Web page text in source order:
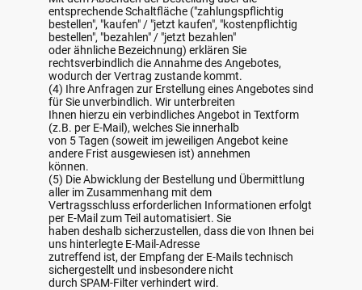
entsprechende Schaltfläche ("zahlungspflichtig
bestellen", "kaufen" / "jetzt kaufen", "kostenpflichtig
bestellen", "bezahlen" / "jetzt bezahlen"
oder ähnliche Bezeichnung) erklären Sie
rechtsverbindlich die Annahme des Angebotes,
wodurch der Vertrag zustande kommt.
(4) Ihre Anfragen zur Erstellung eines Angebotes sind
für Sie unverbindlich. Wir unterbreiten
Ihnen hierzu ein verbindliches Angebot in Textform
(z.B. per E-Mail), welches Sie innerhalb
von 5 Tagen (soweit im jeweiligen Angebot keine
andere Frist ausgewiesen ist) annehmen
können.
(5) Die Abwicklung der Bestellung und Übermittlung
aller im Zusammenhang mit dem
Vertragsschluss erforderlichen Informationen erfolgt
per E-Mail zum Teil automatisiert. Sie
haben deshalb sicherzustellen, dass die von Ihnen bei
uns hinterlegte E-Mail-Adresse
zutreffend ist, der Empfang der E-Mails technisch
sichergestellt und insbesondere nicht
durch SPAM-Filter verhindert wird.